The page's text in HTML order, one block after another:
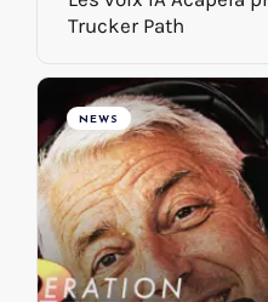
Trucker Path
NEWS